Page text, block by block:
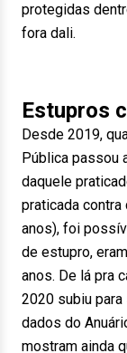
protegidas
fora dali.
Estupros
Desde 2019,
Pública passou
daquele
praticada
anos), foi
de estupro,
anos. De lá pra
2020 subiu para
dados do
mostram ainda